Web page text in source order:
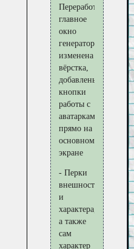
Переработано
главное
окно
генератора:
изменена
вёрстка,
добавлены
кнопки
работы с
аватарками
прямо на
основном
экране
- Перки
внешности
и
характера,
а также
сам
характер